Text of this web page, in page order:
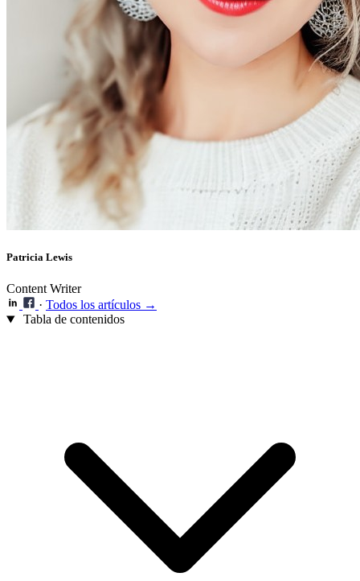
Patricia Lewis
Content Writer
· Todos los artículos →
Tabla de contenidos